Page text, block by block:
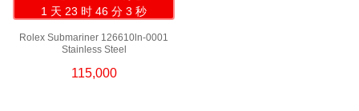
1 天 23 时 46 分 3 秒
Rolex Submariner 126610ln-0001
Stainless Steel
115,000